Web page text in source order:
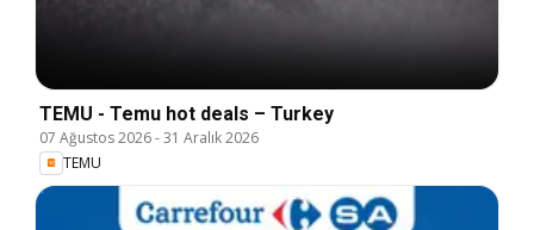
TEMU - Temu hot deals – Turkey
07 Ağustos 2026-31 Aralık 2026
TEMU